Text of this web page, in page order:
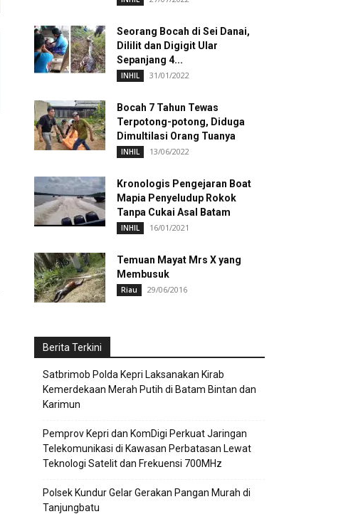
Seorang Bocah di Sei Danai,
Dililit dan Digigit Ular
Sepanjang 4...
INHIL 31/01/2022
Bocah 7 Tahun Tewas
Terpotong-potong, Diduga
Dimultilasi Orang Tuanya
INHIL 13/06/2022
Kronologis Pengejaran Boat
Mapia Penyeludup Rokok
Tanpa Cukai Asal Batam
INHIL 16/01/2021
Temuan Mayat Mrs X yang
Membusuk
Riau 29/06/2016
Berita Terkini
Satbrimob Polda Kepri Laksanakan Kirab
Kemerdekaan Merah Putih di Batam Bintan dan
Karimun
Pemprov Kepri dan KomDigi Perkuat Jaringan
Telekomunikasi di Kawasan Perbatasan Lewat
Teknologi Satelit dan Frekuensi 700MHz
Polsek Kundur Gelar Gerakan Pangan Murah di
Tanjungbatu